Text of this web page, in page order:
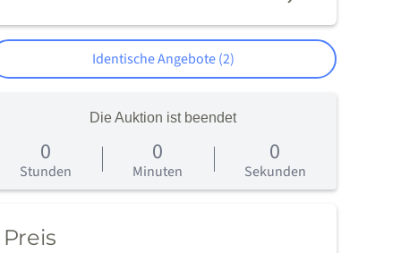
Identische Angebote (2)
Die Auktion ist beendet
0
Stunden
0
Minuten
0
Sekunden
Preis